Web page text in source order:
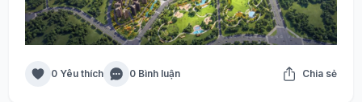
0 Yêu thích 0 Bình luận Chia sẻ